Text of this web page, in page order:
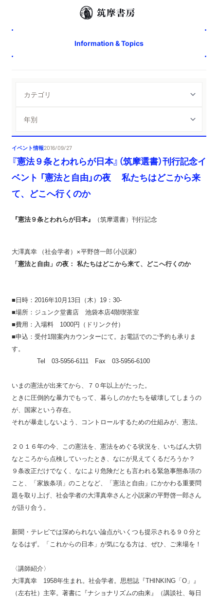
Information & Topics
イベント情報2016/09/27
『憲法９条とわれらが日本』（筑摩選書）刊行記念イ
ベント 「憲法と自由」の夜 私たちはどこから来
て、どこへ行くのか
『憲法９条とわれらが日本』 （筑摩選書）刊行記念
大澤真幸 （社会学者） ×平野啓一郎（小説家）
「憲法と自由」の夜： 私たちはどこから来て、どこへ行くのか
■日時：2016年10月13日（木）19：30-
■場所：ジュンク堂書店 池袋本店4階喫茶室
■費用：入場料 1000円（ドリンク付）
■申込：受付1階案内カウンターにて。お電話でのご予約も承りま
す。
Tel 03-5956-6111 Fax 03-5956-6100
いまの憲法が出来てから、７０年以上がたった。
ときに圧倒的な暴力でもって、暮らしのかたちを破壊してしまうの
が、国家という存在。
それが暴走しないよう、コントロールするための仕組みが、憲法。
２０１６年の今、この憲法を、憲法をめぐる状況を、いちばん大切
なところから点検していったとき、なにが見えてくるだろうか？
９条改正だけでなく、なにより危険だとも言われる緊急事態条項の
こと、「家族条項」のことなど、「憲法と自由」にかかわる重要問
題を取り上げ、社会学者の大澤真幸さんと小説家の平野啓一郎さん
が語り合う。
新聞・テレビでは深められない論点がいくつも提示される９０分と
なるはず。「これからの日本」が気になる方は、ぜひ、ご来場を！
〈講師紹介〉
大澤真幸 1958年生まれ。社会学者。思想誌『THINKING「O」』
（左右社）主宰。著書に『ナショナリズムの由来』（講談社、毎日